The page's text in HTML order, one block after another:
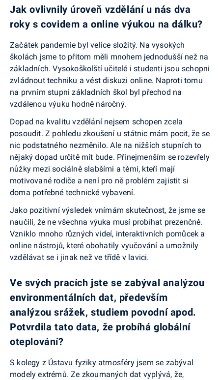
Jak ovlivnily úroveň vzdělání u nás dva
roky s covidem a online výukou na dálku?
Začátek pandemie byl velice složitý. Na vysokých
školách jsme to přitom měli mnohem jednodušší než na
základních. Vysokoškolští učitelé i studenti jsou schopni
zvládnout techniku a vést diskuzi online. Naproti tomu
na prvním stupni základních škol byl přechod na
vzdálenou výuku hodně náročný.
Dopad na kvalitu vzdělání nejsem schopen zcela
posoudit. Z pohledu zkoušení u státnic mám pocit, že se
nic podstatného nezměnilo. Ale na nižších stupních to
nějaký dopad určitě mít bude. Přinejmenším se rozevřely
nůžky mezi sociálně slabšími a těmi, kteří mají
motivované rodiče a není pro ně problém zajistit si
doma potřebné technické vybavení.
Jako pozitivní výsledek vnímám skutečnost, že jsme se
naučili, že ne všechna výuka musí probíhat prezenčně.
Vzniklo mnoho různých videí, interaktivních pomůcek a
online nástrojů, které obohatily vyučování a umožnily
vzdělávat se i jinak než ve třídě v lavici.
Ve svých pracích jste se zabýval analýzou
environmentálních dat, především
analýzou srážek, studiem povodní apod.
Potvrdila tato data, že probíhá globální
oteplování?
S kolegy z Ústavu fyziky atmosféry jsem se zabýval
modely extrémů. Ze zkoumaných dat vyplývá, že,